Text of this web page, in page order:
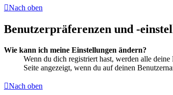
Nach oben
Benutzerpräferenzen und -
Wie kann ich meine Einstellungen ändern?
Wenn du dich registriert hast, werden alle
Seite angezeigt, wenn du auf deinen
Nach oben